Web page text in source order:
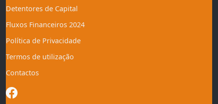
Detentores de Capital
Fluxos Financeiros 2024
Política de Privacidade
Termos de utilização
Contactos